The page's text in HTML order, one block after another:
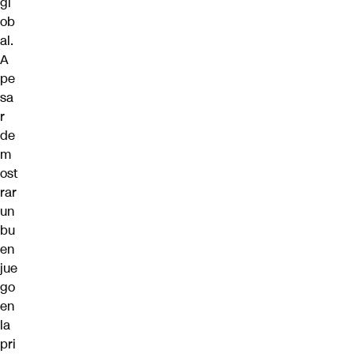
ob
al.
A
pe
sa
r
de
m
ost
rar
un
bu
en
jue
go
en
la
pri